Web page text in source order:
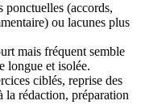
ponctuelles (accords,
ou lacunes plus
mais fréquent semble
longue et isolée.
ciblés, reprise des
la rédaction, préparation